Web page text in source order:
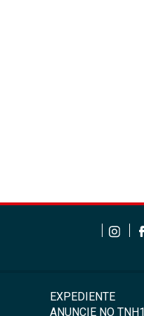
EXPEDIENTE
ANUNCIE NO TNH1